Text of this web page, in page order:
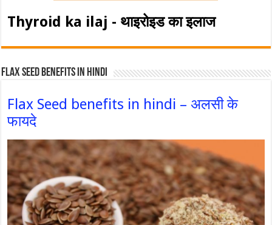
Thyroid ka ilaj - थाइरोइड का इलाज
Flax Seed Benefits in hindi
Flax Seed benefits in hindi – अलसी के
फायदे